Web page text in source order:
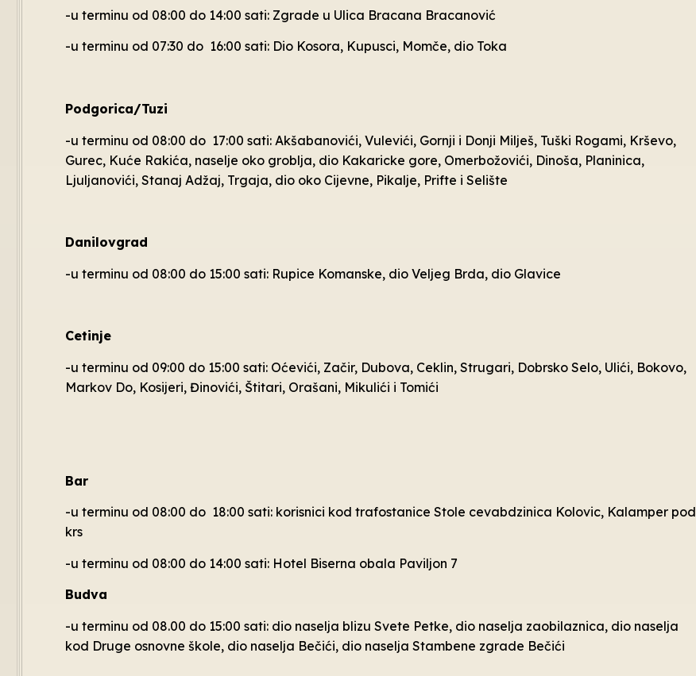
-u terminu od 08:00 do 14:00 sati: Zgrade u Ulica Bracana Bracanović
-u terminu od 07:30 do 16:00 sati: Dio Kosora, Kupusci, Momče, dio Toka
Podgorica/Tuzi
-u terminu od 08:00 do 17:00 sati: Akšabanovići, Vulevići, Gornji i Donji Milješ, Tuški Rogami, Krševo,
Gurec, Kuće Rakića, naselje oko groblja, dio Kakaricke gore, Omerbožovići, Dinoša, Planinica,
Ljuljanovići, Stanaj Adžaj, Trgaja, dio oko Cijevne, Pikalje, Prifte i Selište
Danilovgrad
-u terminu od 08:00 do 15:00 sati: Rupice Komanske, dio Veljeg Brda, dio Glavice
Cetinje
-u terminu od 09:00 do 15:00 sati: Oćevići, Začir, Dubova, Ceklin, Strugari, Dobrsko Selo, Ulići, Bokovo,
Markov Do, Kosijeri, Đinovići, Štitari, Orašani, Mikulići i Tomići
Bar
-u terminu od 08:00 do 18:00 sati: korisnici kod trafostanice Stole cevabdzinica Kolovic, Kalamper pod
krs
-u terminu od 08:00 do 14:00 sati: Hotel Biserna obala Paviljon 7
Budva
-u terminu od 08.00 do 15:00 sati: dio naselja blizu Svete Petke, dio naselja zaobilaznica, dio naselja
kod Druge osnovne škole, dio naselja Bečići, dio naselja Stambene zgrade Bečići